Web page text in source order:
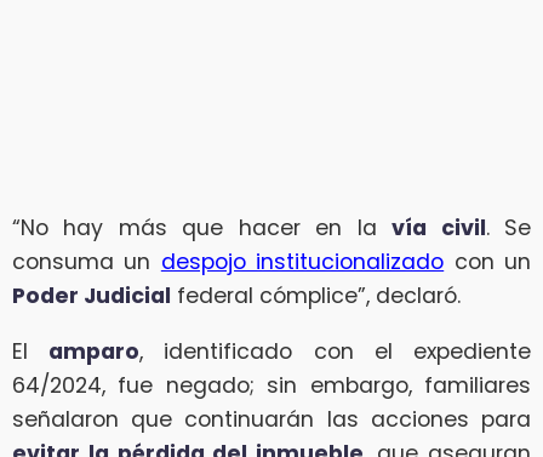
“No hay más que hacer en lavía civil. Se
consuma un despojo institucionalizado con un
Poder Judicial federal cómplice”, declaró.
El amparo, identificado con el expediente
64/2024, fue negado; sin embargo, familiares
señalaron que continuarán las acciones para